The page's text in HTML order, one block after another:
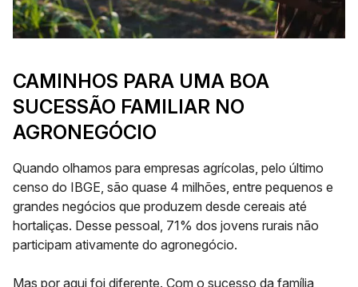
CAMINHOS PARA UMA BOA
SUCESSÃO FAMILIAR NO
AGRONEGÓCIO
Quando olhamos para empresas agrícolas, pelo último
censo do IBGE, são quase 4 milhões, entre pequenos e
grandes negócios que produzem desde cereais até
hortaliças. Desse pessoal, 71% dos jovens rurais não
participam ativamente do agronegócio.
Mas por aqui foi diferente. Com o sucesso da família